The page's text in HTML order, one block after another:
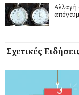
Αλλαγή
Σχετικές